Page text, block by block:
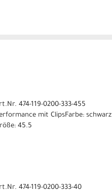
474-119-0200-333-455
mit ClipsFarbe: schwarz
45.5
474-119-0200-333-40